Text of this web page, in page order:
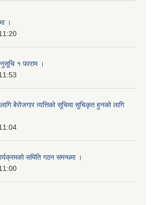
।
१ फाराम ।
बेेरोजगार व्यत्तिको सूचिमा सुचिकृत हुनको लागि
समिति गठन समन्धमा ।